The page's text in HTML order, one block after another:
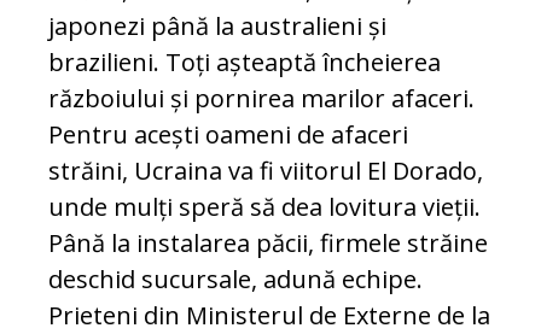
japonezi până la australieni și
brazilieni. Toți așteaptă încheierea
războiului și pornirea marilor afaceri.
Pentru acești oameni de afaceri
străini, Ucraina va fi viitorul El Dorado,
unde mulți speră să dea lovitura vieții.
Până la instalarea păcii, firmele străine
deschid sucursale, adună echipe.
Prieteni din Ministerul de Externe de la